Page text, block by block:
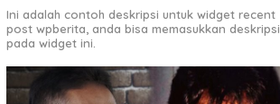
Ini adalah contoh deskripsi untuk widget recent
post wpberita, anda bisa memasukkan deskripsi
pada widget ini.